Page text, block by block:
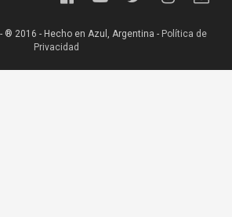
® 2016 - Hecho en Azul, Argentina - Política de
Privacidad